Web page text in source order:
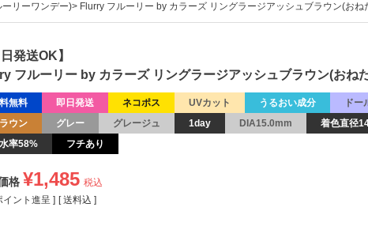
リーワンデー) Flurry フルーリー by カラーズ リングラージアッシュブラウン(お
日発送OK】
フルーリー by カラーズ リングラージアッシュブラウン(おね
無料 即日発送 ネコポス UVカット うるおい成分 ドー
ウン
グレー グレージュ 1day DIA15.0mm 着色直径
率58%
フチあり
格 ¥1,485 税込
イント進呈 ] 送料込